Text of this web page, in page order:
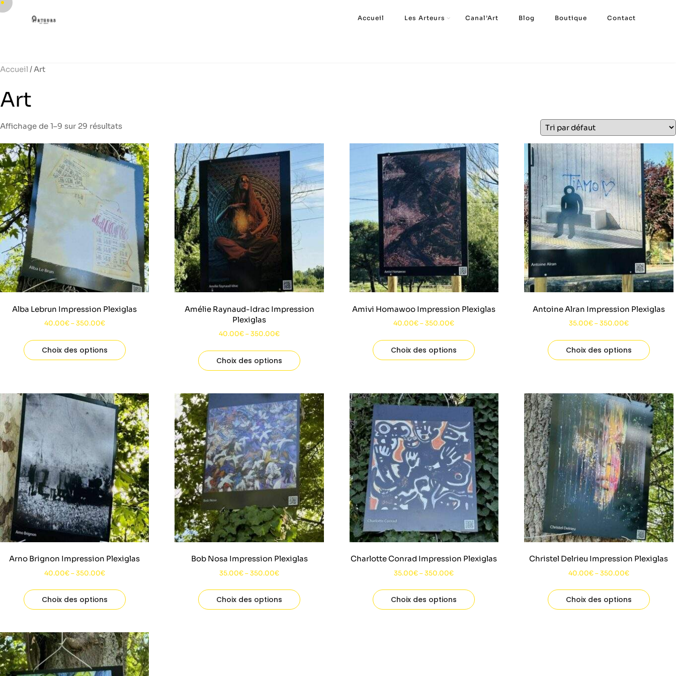
Accueil Les Arteurs Canal’Art Blog Boutique Contact
Accueil / Art
Art
Affichage de 1–9 sur 29 résultats
Alba Lebrun Impression Plexiglas
40.00€–350.00€
Choix des options
Amélie Raynaud-Idrac Impression
Plexiglas
40.00€–350.00€
Choix des options
Amivi Homawoo Impression Plexiglas
40.00€–350.00€
Choix des options
Antoine Alran Impression Plexiglas
35.00€–350.00€
Choix des options
Arno Brignon Impression Plexiglas
40.00€–350.00€
Choix des options
Bob Nosa Impression Plexiglas
35.00€–350.00€
Choix des options
Charlotte Conrad Impression Plexiglas
35.00€–350.00€
Choix des options
Christel Delrieu Impression Plexiglas
40.00€–350.00€
Choix des options